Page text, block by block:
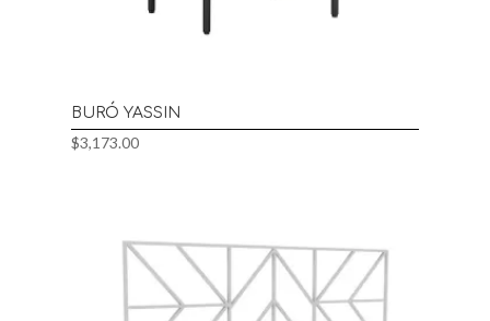
BURÓ YASSIN
$3,173.00